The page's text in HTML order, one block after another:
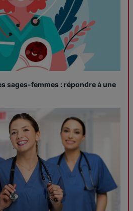
sages-femmes : répondre à une